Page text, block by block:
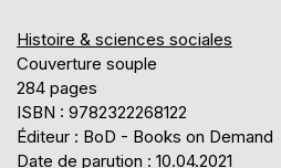
Histoire & sciences sociales
Couverture souple
284 pages
ISBN : 9782322268122
Éditeur : BoD - Books on Demand
Date de parution : 10.04.2021